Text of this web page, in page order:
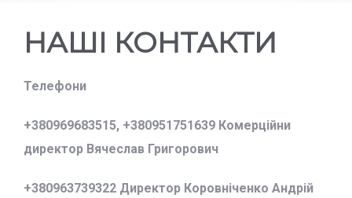
НАШІ КОНТАКТИ
Телефони
+380969683515, +380951751639 Комерційни
директор Вячеслав Григорович
+380963739322 Директор Коровніченко Андрій